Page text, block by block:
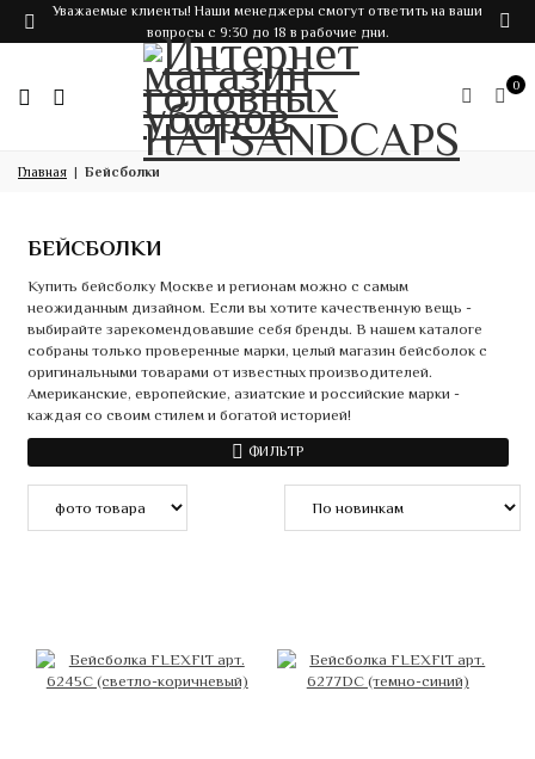
Уважаемые клиенты! Наши менеджеры смогут ответить на ваши
вопросы с 9:30 до 18 в рабочие дни.
0
Главная Бейсболки
БЕЙСБОЛКИ
Купить бейсболку Москве и регионам можно с самым
неожиданным дизайном. Если вы хотите качественную вещь -
выбирайте зарекомендовавшие себя бренды. В нашем каталоге
собраны только проверенные марки, целый магазин бейсболок с
оригинальными товарами от известных производителей.
Американские, европейские, азиатские и российские марки -
каждая со своим стилем и богатой историей!
ФИЛЬТР